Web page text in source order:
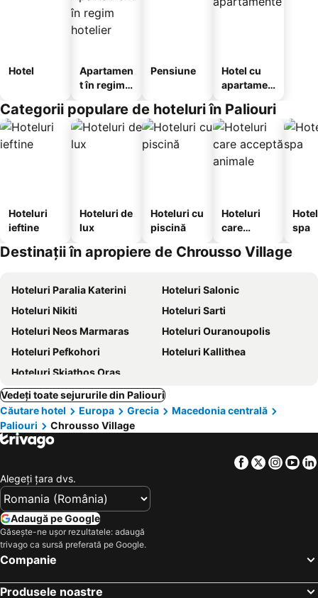
Hotel
Apartamen
t în regim
Pensiune
Hotel cu
apartamen
Categorii populare de hoteluri în Paliouri
Hoteluri
ieftine
Hoteluri de
lux
Hoteluri cu
piscină
Hoteluri
care
animale
spa
Destinații în apropiere de Chrousso Village
Hoteluri Paralia Katerini
Hoteluri Salonic
Hoteluri Nikiti
Hoteluri Sarti
Hoteluri Neos Marmaras
Hoteluri Ouranoupolis
Hoteluri Pefkohori
Hoteluri Kallithea
Hoteluri Skiathos Oraș
Vedeți toate sejururile din Paliouri
Căutare hotel
Europa Grecia
Macedonia centrală
Paliouri
Chrousso Village
Facebook
Twitter
Alegeţi ţara dvs.
Adaugă pe Google
Găsește-ne ușor rezultatele: adaugă
trivago ca sursă preferată pe Google.
Companie
Produsele noastre